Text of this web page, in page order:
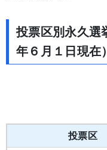
投票区別永久選
年６月１日現在）
投票区